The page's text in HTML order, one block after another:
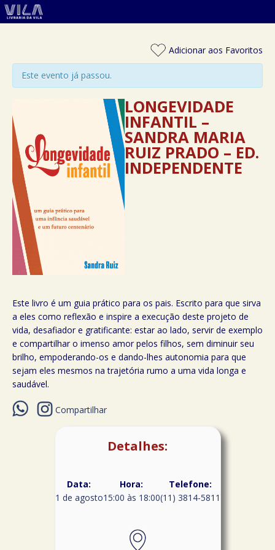
Adicionar aos Favoritos
Este evento já passou.
LONGEVIDADE
INFANTIL –
SANDRA MARIA
RUIZ PRADO – ED.
INDEPENDENTE
Este livro é um guia prático para os pais. Escrito para que sirva
a eles como reflexão e inspire a execução deste projeto de
vida, desafiador e gratificante: estar ao lado, servir de exemplo
e compartilhar o imenso amor pelos filhos, sem diminuir seu
brilho, empoderando-os e dando-lhes autonomia para que
sejam eles mesmos na trajetória rumo a uma vida longa e
saudável.
Compartilhar
Detalhes:
Data:
1 de agosto
Hora:
15:00 às 18:00
Telefone:
(11) 3814-5811